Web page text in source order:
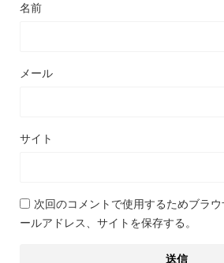
名前
メール
サイト
次回のコメントで使用するためブラ
ールアドレス、サイトを保存する。